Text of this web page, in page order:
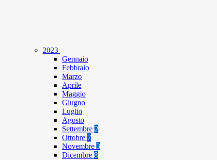
2023
Gennaio
Febbraio
Marzo
Aprile
Maggio
Giugno
Luglio
Agosto
Settembre 2
Ottobre 7
Novembre 3
Dicembre 8